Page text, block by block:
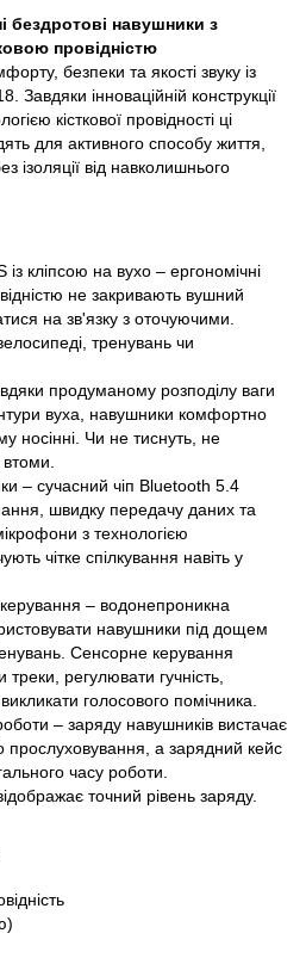
бездротові навушники з
провідністю
безпеки та якості звуку із
інноваційній конструкції
кісткової провідності ці
для активного способу життя,
ізоляції від навколишнього
із кліпсою на вухо – ергономічні
не закривають вушний
на зв'язку з оточуючими.
тренувань чи
продуманому розподілу ваги
вуха, навушники комфортно
носінні. Чи не тиснуть, не
– сучасний чіп Bluetooth 5.4
швидку передачу даних та
з технологією
чітке спілкування навіть у
– водонепроникна
навушники під дощем
Сенсорне керування
регулювати гучність,
голосового помічника.
– заряду навушників вистачає
прослуховування, а зарядний кейс
часу роботи.
точний рівень заряду.